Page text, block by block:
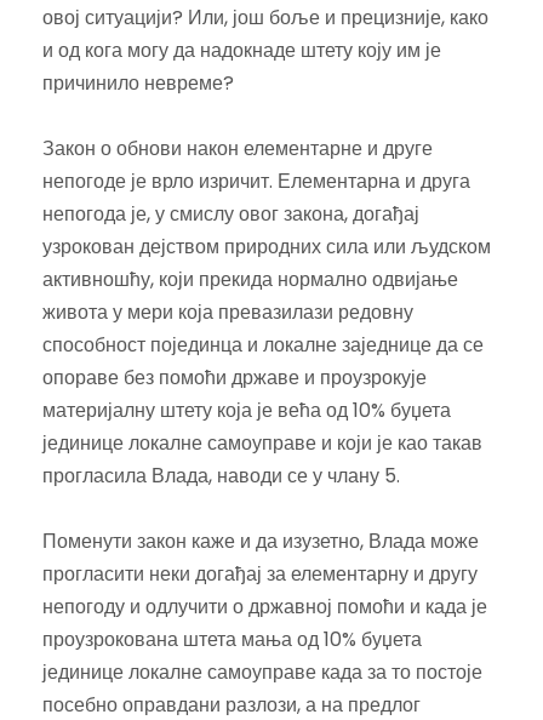
овој ситуацији? Или, још боље и прецизније, како
и од кога могу да надокнаде штету коју им је
причинило невреме?
Закон о обнови након елементарне и друге
непогоде је врло изричит. Елементарна и друга
непогода је, у смислу овог закона, догађај
узрокован дејством природних сила или људском
активношћу, који прекида нормално одвијање
живота у мери која превазилази редовну
способност појединца и локалне заједнице да се
опораве без помоћи државе и проузрокује
материјалну штету која је већа од 10% буџета
јединице локалне самоуправе и који је као такав
прогласила Влада, наводи се у члану 5.
Поменути закон каже и да изузетно, Влада може
прогласити неки догађај за елементарну и другу
непогоду и одлучити о државној помоћи и када је
проузрокована штета мања од 10% буџета
јединице локалне самоуправе када за то постоје
посебно оправдани разлози, а на предлог